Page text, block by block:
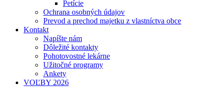
Petície
Ochrana osobných údajov
Prevod a prechod majetku z vlastníctva obce
Kontakt
Napíšte nám
Dôležité kontakty
Pohotovostné lekárne
Užitočné programy
Ankety
VOĽBY 2026